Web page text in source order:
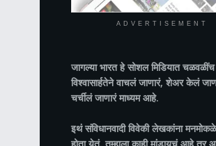
ADVERTISEMENT
जागल्या भारतहे सोशल मिडियात चळवळींच
विश्वासार्हतेने वाचलं जाणारं, शेअर केलं
चर्चीलं जाणारं माध्यम आहे.
इथं संविधानवादी विवेकी लेखकांना